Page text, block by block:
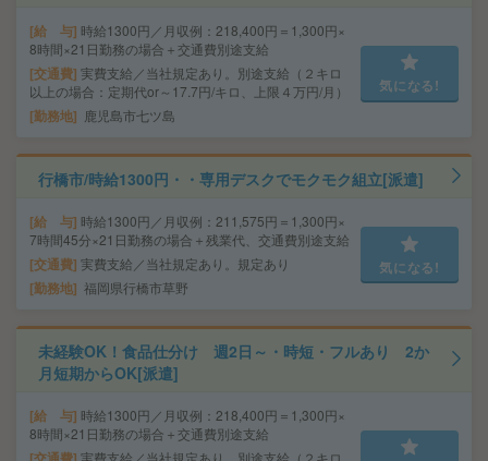
給 与 時給1300円／月収例：218,400円＝1,300円×
8時間×21日勤務の場合＋交通費別途支給
交通費 実費支給／当社規定あり。別途支給（２キロ
以上の場合：定期代or～17.7円/キロ、上限４万円/月）
勤務地 鹿児島市七ツ島
気になる!
行橋市/時給1300円・・専用デスクでモクモク組立[派遣]
給 与 時給1300円／月収例：211,575円＝1,300円×
7時間45分×21日勤務の場合＋残業代、交通費別途支給
交通費 実費支給／当社規定あり。規定あり
勤務地 福岡県行橋市草野
気になる!
未経験OK！食品仕分け 週2日～・時短・フルあり 2か
月短期からOK[派遣]
給 与 時給1300円／月収例：218,400円＝1,300円×
8時間×21日勤務の場合＋交通費別途支給
実費支給／当社規定あり。別途支給（２キロ